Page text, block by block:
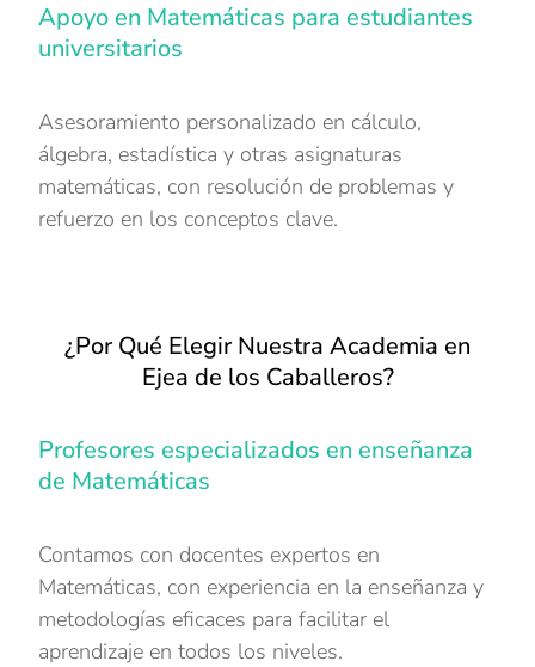
Apoyo en Matemáticas para estudiantes
universitarios
Asesoramiento personalizado en cálculo,
álgebra, estadística y otras asignaturas
matemáticas, con resolución de problemas y
refuerzo en los conceptos clave.
¿Por Qué Elegir Nuestra Academia en
Ejea de los Caballeros?
Profesores especializados en enseñanza
de Matemáticas
Contamos con docentes expertos en
Matemáticas, con experiencia en la enseñanza y
metodologías eficaces para facilitar el
aprendizaje en todos los niveles.